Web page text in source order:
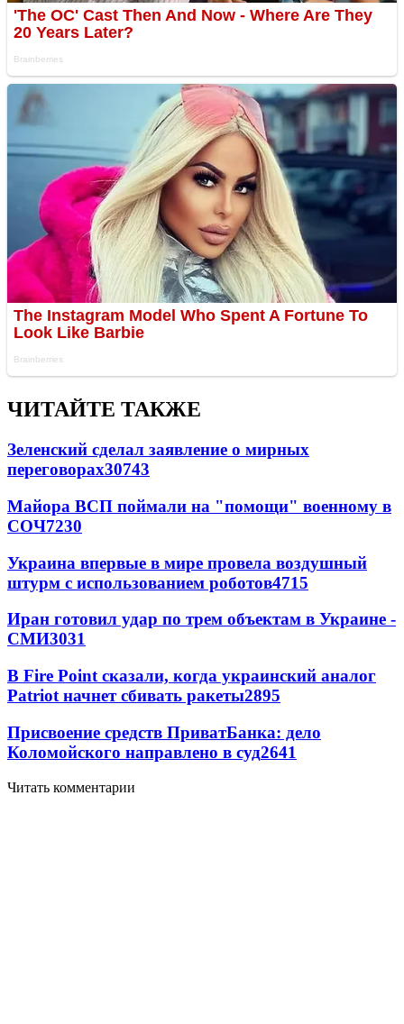
ЧИТАЙТЕ ТАКЖЕ
Зеленский сделал заявление о мирных
переговорах30743
Майора ВСП поймали на "помощи" военному в
СОЧ7230
Украина впервые в мире провела воздушный
штурм с использованием роботов4715
Иран готовил удар по трем объектам в Украине -
СМИ3031
В Fire Point сказали, когда украинский аналог
Patriot начнет сбивать ракеты2895
Присвоение средств ПриватБанка: дело
Коломойского направлено в суд2641
Читать комментарии